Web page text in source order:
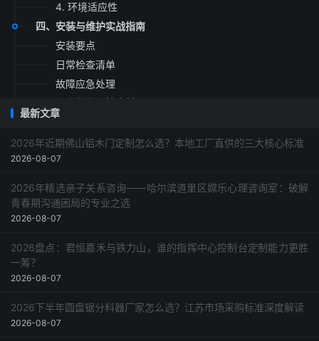
4. 环境适应性
四、安装与维护实战指南
安装要点
日常检查清单
故障应急处理
六、常见问题与解答（Q&A）
最新文章
2026年近期佛山铝木门定制怎么选？本地工厂直供的三大核心标准
2026-08-07
2026年精选亲子关系咨询——哈尔滨道里区嫦乐心理咨询室：破解
青春期沟通困局的专业之选
2026-08-07
2026盘点：君恒嘉禾与铁力山，谁的指挥中心控制台定制能力更胜
一筹？
2026-08-07
2026下半年圆盘锯分料器厂家怎么选？江苏市场采购标准深度解读
2026-08-07